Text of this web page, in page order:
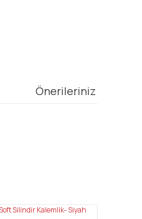
Önerileriniz